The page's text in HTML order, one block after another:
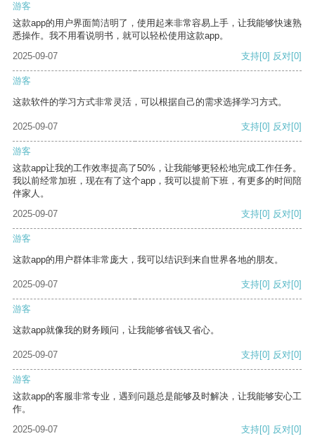
游客
这款app的用户界面简洁明了，使用起来非常容易上手，让我能够快速熟
悉操作。我不用看说明书，就可以轻松使用这款app。
2025-09-07
支持[0] 反对[0]
游客
这款软件的学习方式非常灵活，可以根据自己的需求选择学习方式。
2025-09-07 支持[0] 反对[0]
游客
这款app让我的工作效率提高了50%，让我能够更轻松地完成工作任务。
我以前经常加班，现在有了这个app，我可以提前下班，有更多的时间陪
伴家人。
2025-09-07
支持[0] 反对[0]
游客
这款app的用户群体非常庞大，我可以结识到来自世界各地的朋友。
2025-09-07 支持[0] 反对[0]
游客
这款app就像我的财务顾问，让我能够省钱又省心。
2025-09-07 支持[0] 反对[0]
游客
这款app的客服非常专业，遇到问题总是能够及时解决，让我能够安心工
作。
2025-09-07
支持[0] 反对[0]